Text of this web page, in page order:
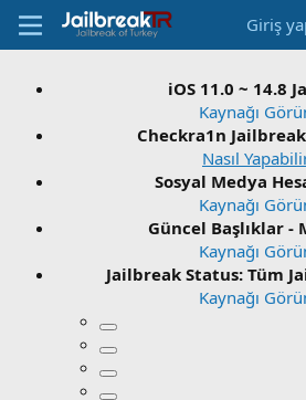
Giriş
iOS 11.0 ~ 14.8
Kaynağı
Checkra1n Jailbreak
Nasıl
Sosyal Medya
Kaynağı
Güncel Başlıklar -
Kaynağı
Jailbreak Status: Tüm
Kaynağı